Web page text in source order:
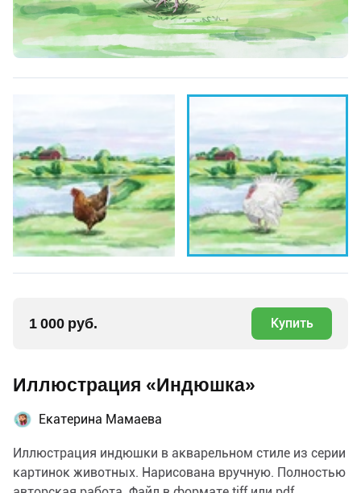
1 000 руб. Купить
Иллюстрация «Индюшка»
Екатерина Мамаева
Иллюстрация индюшки в акварельном стиле из серии
картинок животных. Нарисована вручную. Полностью